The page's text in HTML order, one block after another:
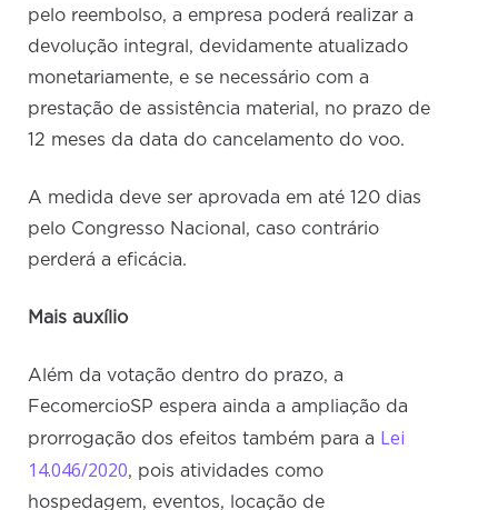
pelo reembolso, a empresa poderá realizar a
devolução integral, devidamente atualizado
monetariamente, e se necessário com a
prestação de assistência material, no prazo de
12 meses da data do cancelamento do voo.
A medida deve ser aprovada em até 120 dias
pelo Congresso Nacional, caso contrário
perderá a eficácia.
Mais auxílio
Além da votação dentro do prazo, a
FecomercioSP espera ainda a ampliação da
prorrogação dos efeitos também para a Lei
14.046/2020, pois atividades como
hospedagem, eventos, locação de